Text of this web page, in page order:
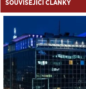
SOUVISEJÍCÍ ČLÁNKY